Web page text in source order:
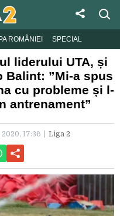
ROMÂNIEI SPECIAL
liderului UTA, și
Balint: ”Mi-a spus
cu probleme și l-
antrenament”
17:36 Liga 2